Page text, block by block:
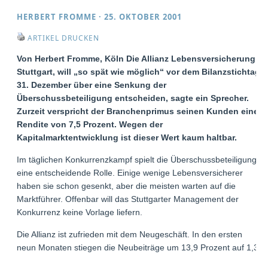
HERBERT FROMME ·25. OKTOBER 2001
ARTIKEL DRUCKEN
Von Herbert Fromme, Köln Die Allianz Lebensversicherung,
Stuttgart, will „so spät wie möglich“ vor dem Bilanzstichtag
31. Dezember über eine Senkung der
Überschussbeteiligung entscheiden, sagte ein Sprecher.
Zurzeit verspricht der Branchenprimus seinen Kunden eine
Rendite von 7,5 Prozent. Wegen der
Kapitalmarktentwicklung ist dieser Wert kaum haltbar.
Im täglichen Konkurrenzkampf spielt die Überschussbeteiligung
eine entscheidende Rolle. Einige wenige Lebensversicherer
haben sie schon gesenkt, aber die meisten warten auf die
Marktführer. Offenbar will das Stuttgarter Management der
Konkurrenz keine Vorlage liefern.
Die Allianz ist zufrieden mit dem Neugeschäft. In den ersten
neun Monaten stiegen die Neubeiträge um 13,9 Prozent auf 1,3